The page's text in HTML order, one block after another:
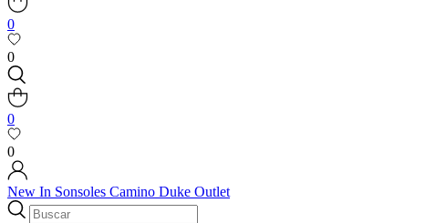
0
0
0
0
New In Sonsoles Camino Duke Outlet